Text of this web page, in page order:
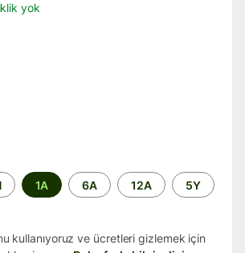
yok
1A 6A 12A 5Y
kullanıyoruz ve ücretleri gizlemek için